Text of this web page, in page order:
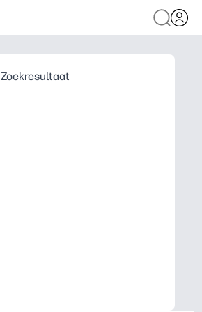
Zoekresultaat